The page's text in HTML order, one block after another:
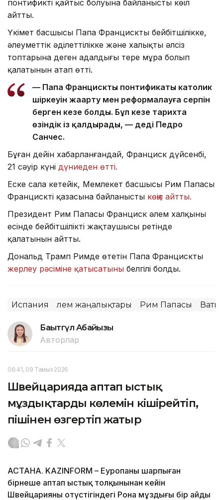
понтификтің қайтыс болуына байланысты көңіл
айтты.
Үкімет басшысы Папа Францисктың бейбітшілікке,
әлеуметтік әділеттілікке және халықтың әлсіз
топтарына деген адалдығы терең мұра болып
қалатынын атап өтті.
— Папа Францисктың понтификаты католик
шіркеуін жаңарту мен реформалауға серпін
берген кезең болды. Бұл кезең тарихта
өзіндік із қалдырады, — деді Педро
Санчес.
Бұған дейін хабарланғандай, Франциск дүйсенбі,
21 сәуір күні дүниеден өтті.
Еске сала кетейік, Мемлекет басшысы Рим Папасы
Францисктің қазасына байланысты көңіл айтты.
Президент Рим Папасы Франциск әлем халқының
есінде бейбітшіліктің жақтаушысы ретінде
қалатынын айтты.
Дональд Трамп Римде өтетін Папа Францисктың
жерлеу рәсіміне қатысатыны белгілі болды.
Испания Әлем жаңалықтары Рим Папасы
Бақытгүл Абайқызы
Авторлар
06:41, 09 Тамыз 2026
Швейцарияда аптап ыстық
мұздықтардың көлемін кішірейтіп,
пішінен өзгертіп жатыр
АСТАНА. KAZINFORM – Еуропаны шарпыған
бірнеше аптап ыстық толқынынан кейін
Швейцарияның оңтүстігіндегі Рона мұздығы бір айдың